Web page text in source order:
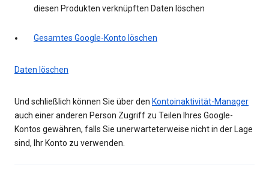
diesen Produkten verknüpften Daten löschen
Gesamtes Google-Konto löschen
Daten löschen
Und schließlich können Sie über den Kontoinaktivität-Manager
auch einer anderen Person Zugriff zu Teilen Ihres Google-
Kontos gewähren, falls Sie unerwarteterweise nicht in der Lage
sind, Ihr Konto zu verwenden.